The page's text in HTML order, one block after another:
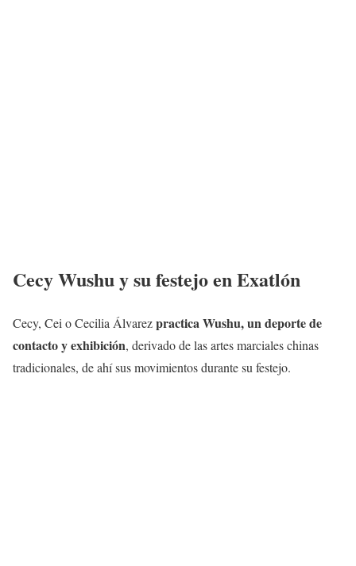
Cecy Wushu y su festejo en Exatlón
Cecy, Cei o Cecilia Álvarezpractica Wushu, un deporte de
contacto y exhibición, derivado de las artes marciales chinas
tradicionales​​, de ahí sus movimientos durante su festejo.